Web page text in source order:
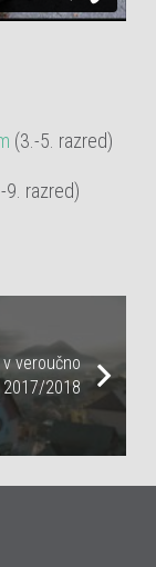
(3.-5. razred)
9. razred)
veroučno
2017/2018